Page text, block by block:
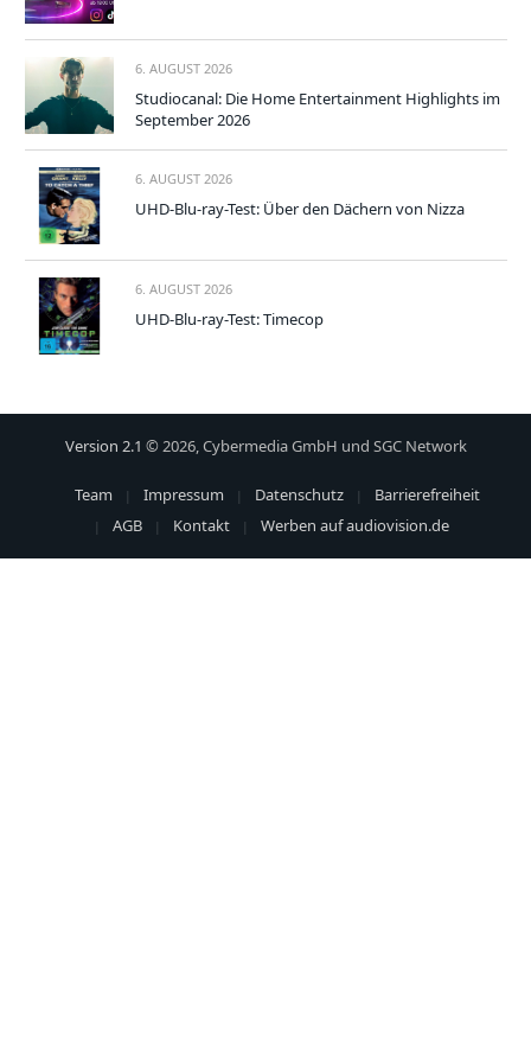
6. AUGUST 2026
Studiocanal: Die Home Entertainment Highlights im
September 2026
6. AUGUST 2026
UHD-Blu-ray-Test: Über den Dächern von Nizza
6. AUGUST 2026
UHD-Blu-ray-Test: Timecop
Version 2.1 © 2026, Cybermedia GmbH und SGC Network
Team Impressum Datenschutz
Barrierefreiheit
AGB
Kontakt Werben auf audiovision.de